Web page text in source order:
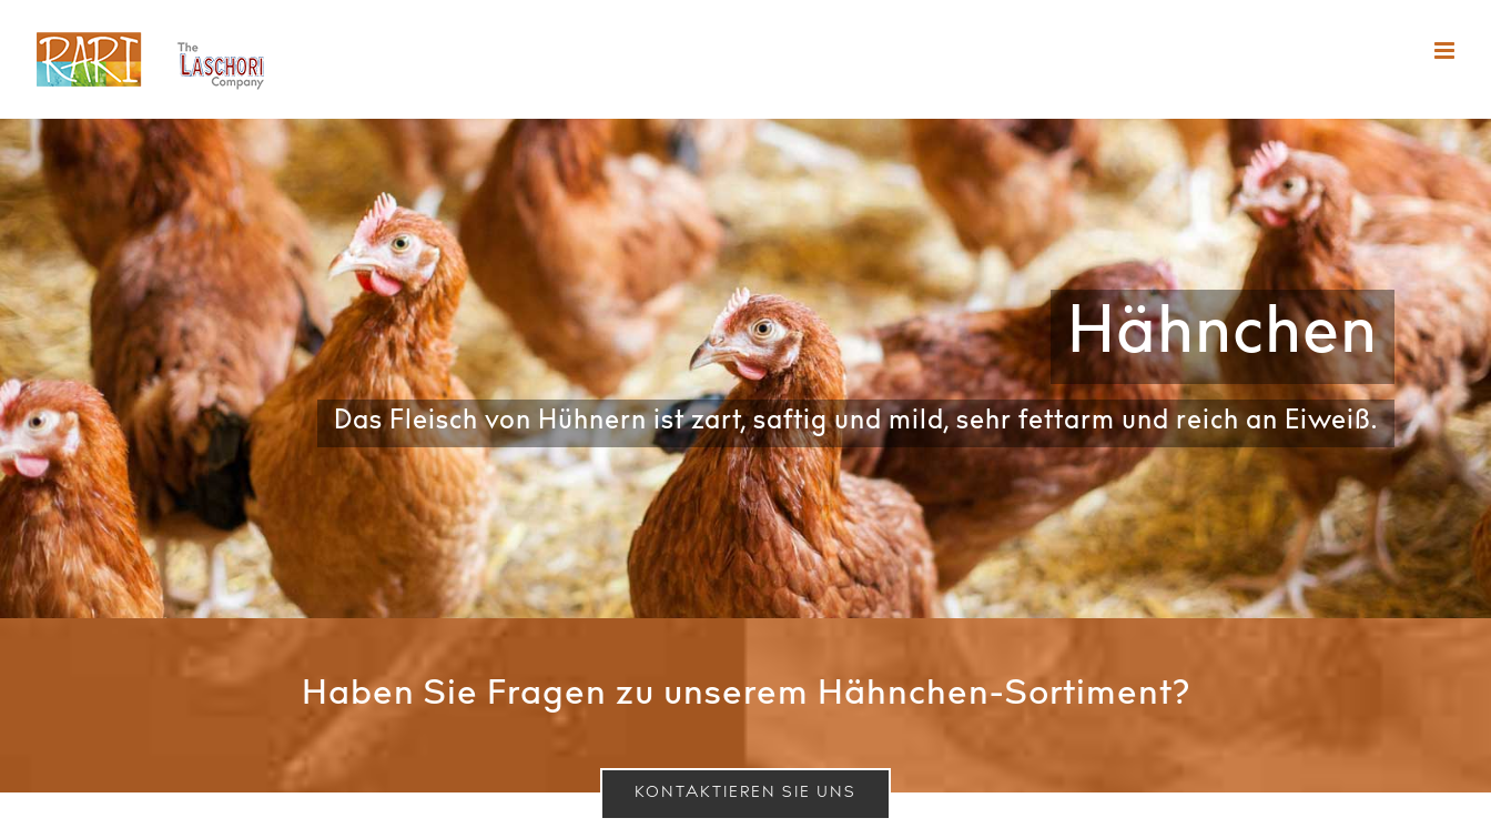
Inhalt
springen
Hähnchen
Das Fleisch von Hühnern ist zart, saftig und mild, sehr fettarm und reich an Eiweiß.
Haben Sie Fragen zu unserem Hähnchen-Sortiment?
KONTAKTIEREN SIE UNS